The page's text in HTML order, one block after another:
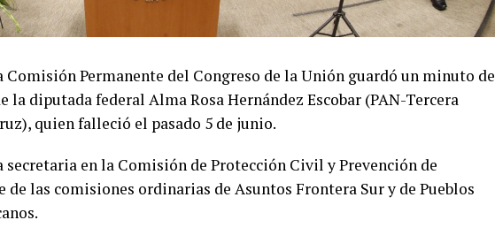
Comisión Permanente del Congreso de la Unión guardó un minuto de
la diputada federal Alma Rosa Hernández Escobar (PAN-Tercera
quien falleció el pasado 5 de junio.
secretaria en la Comisión de Protección Civil y Prevención de
de las comisiones ordinarias de Asuntos Frontera Sur y de Pueblos